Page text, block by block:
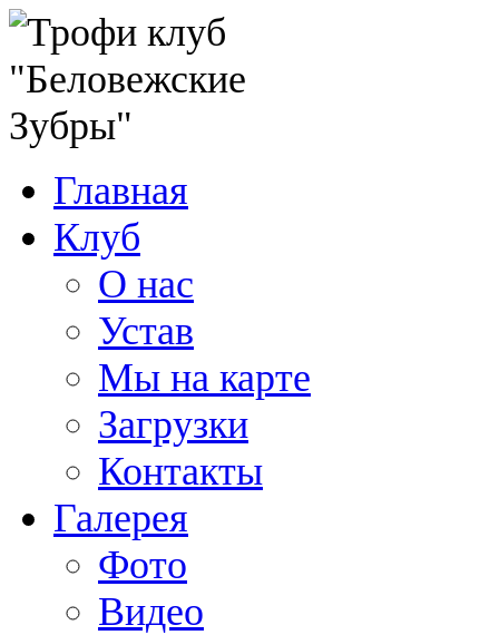
Главная
Клуб
О нас
Устав
Мы на карте
Загрузки
Контакты
Галерея
Фото
Видео